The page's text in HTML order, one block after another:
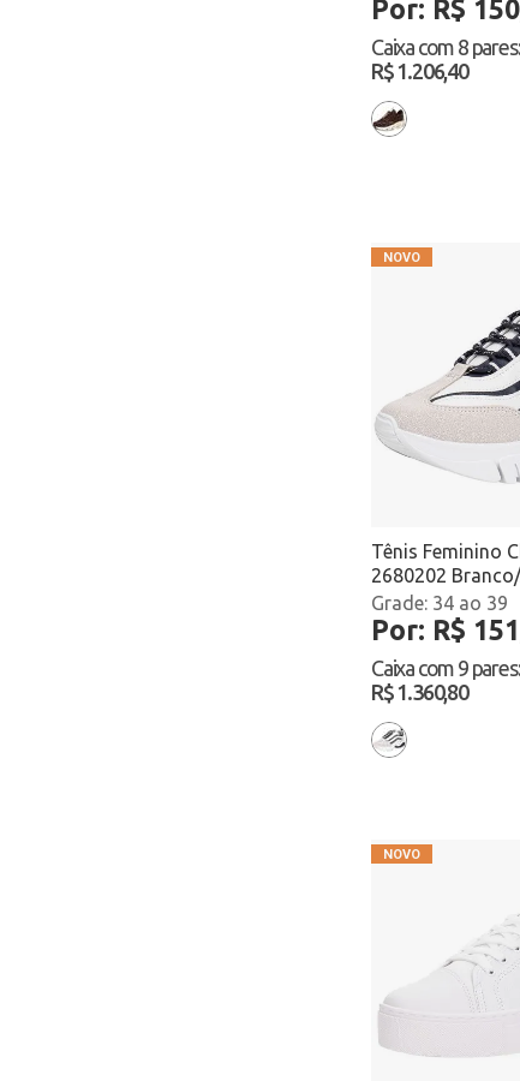
Por: R$
Caixa com 8 pares:
R$ 1.206,40
Tênis Feminino
2680202
34 ao 39
Por: R$
Caixa com 9 pares:
R$ 1.360,80